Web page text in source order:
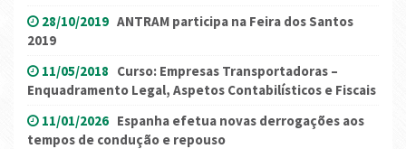
28/10/2019 ANTRAM participa na Feira dos Santos
2019
11/05/2018 Curso: Empresas Transportadoras –
Enquadramento Legal, Aspetos Contabilísticos e Fiscais
11/01/2026 Espanha efetua novas derrogações aos
tempos de condução e repouso